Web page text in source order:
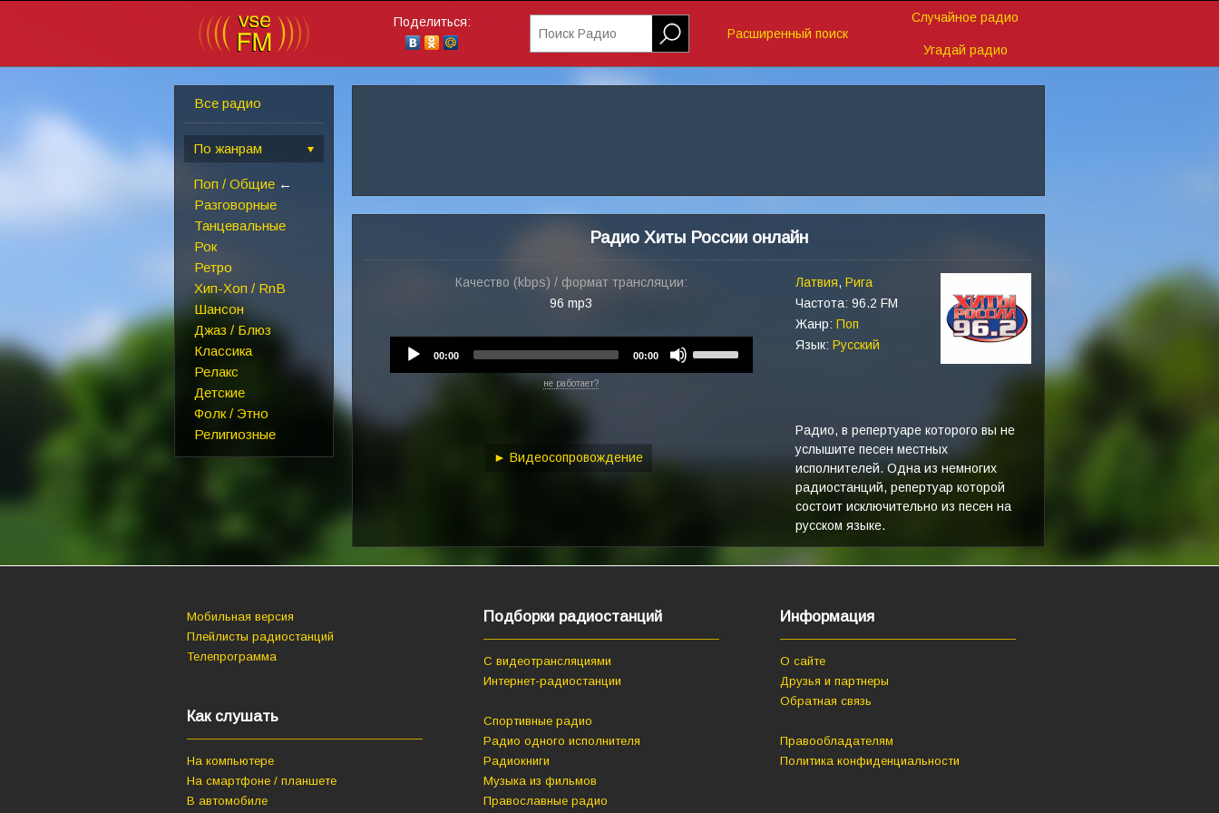
Поделиться:
Поиск Радио
Расширенный поиск
Случайное радио
Угадай радио
Все радио
По жанрам
Поп / Общие ←
Разговорные
Танцевальные
Рок
Ретро
Хип-Хоп / RnB
Шансон
Джаз / Блюз
Классика
Релакс
Детские
Фолк / Этно
Религиозные
Радио Хиты России онлайн
Качество (kbps) / формат трансляции:
96 mp3
00:00 00:00
не работает?
► Видеосопровождение
Латвия, Рига
Частота: 96.2 FM
Жанр: Поп
Язык: Русский
Радио, в репертуаре которого вы не
услышите песен местных
исполнителей. Одна из немногих
радиостанций, репертуар которой
состоит исключительно из песен на
русском языке.
Мобильная версия
Плейлисты радиостанций
Телепрограмма
Как слушать
На компьютере
На смартфоне / планшете
В автомобиле
Подборки радиостанций
С видеотрансляциями
Интернет-радиостанции
Спортивные радио
Радио одного исполнителя
Радиокниги
Музыка из фильмов
Православные радио
Информация
О сайте
Друзья и партнеры
Обратная связь
Правообладателям
Политика конфиденциальности